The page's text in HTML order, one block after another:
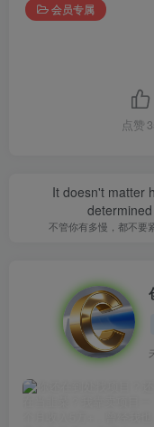
会员专属
点赞
It doesn't matter
不管你有多慢，都不要